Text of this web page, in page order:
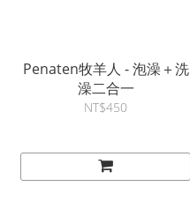
Penaten牧羊人 - 泡澡＋洗
澡二合一
NT$450